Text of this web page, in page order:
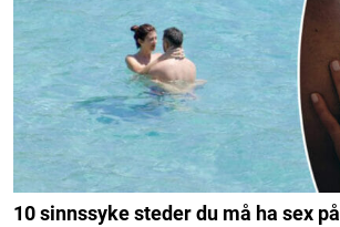
10 sinnssyke steder du må ha sex på